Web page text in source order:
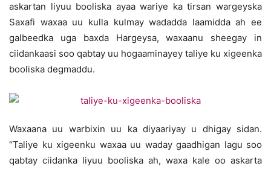
askartan liyuu booliska ayaa wariye ka tirsan wargeyska
Saxafi waxaa uu kulla kulmay wadadda laamidda ah ee
galbeedka uga baxda Hargeysa, waxaanu sheegay in
ciidankaasi soo qabtay uu hogaaminayey taliye ku xigeenka
booliska degmaddu.
Waxaana uu warbixin uu ka diyaariyay u dhigay sidan.
“Taliye ku xigeenku waxaa uu waday gaadhigan lagu soo
qabtay ciidanka liyuu booliska ah, waxa kale oo askarta